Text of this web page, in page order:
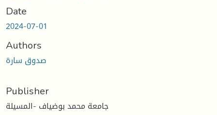
Date
2024-07-01
Authors
صدوق سارة
Publisher
جامعة محمد بوضياف -المسيلة